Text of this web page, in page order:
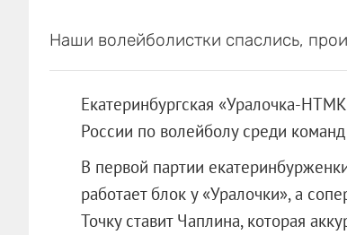
Наши волейболистки спаслись,
Екатеринбургская «Уралочка-
России по волейболу среди
В первой партии
работает блок у «Уралочки», а
Точку ставит Чаплина, которая